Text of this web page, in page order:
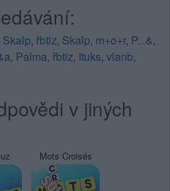
Skalp, řbtiz, Skalp, m+o+r, P...&,
, Palma, řbtiz, Ituks, vlanb,
v jiných
Mots Croisés